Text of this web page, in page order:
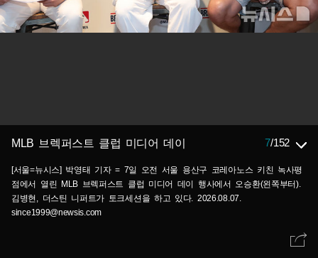
MLB 브렉퍼스트 클럽 미디어 데이 7/152
[서울=뉴시스] 박영태 기자 = 7일 오전 서울 용산구 코레아노스 키친 녹사평
점에서 열린 MLB 브렉퍼스트 클럽 미디어 데이 행사에서 오승환(왼쪽부터).
김병현, 더스틴 니퍼트가 토크세션을 하고 있다. 2026.08.07.
since1999@newsis.com